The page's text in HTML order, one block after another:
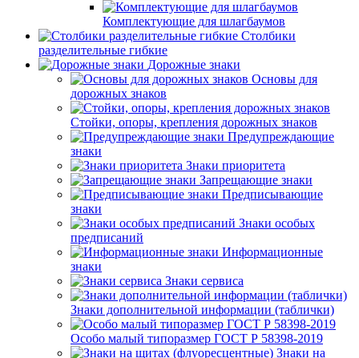
Комплектующие для шлагбаумов
Столбики
разделительные гибкие
Дорожные знаки
Основы для
дорожных знаков
Стойки, опоры, крепления дорожных знаков
Предупреждающие
знаки
Знаки приоритета
Запрещающие знаки
Предписывающие
знаки
Знаки особых
предписаний
Информационные
знаки
Знаки сервиса
Знаки дополнительной информации (таблички)
Особо малый типоразмер ГОСТ Р 58398-2019
Знаки на